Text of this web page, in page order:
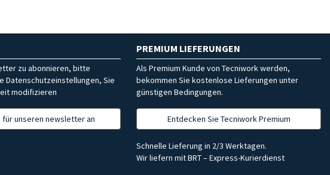
zu abonnieren, bitte
Datenschutzeinstellungen, Sie
modifizieren
für unseren newsletter an
PREMIUM LIEFERUNGEN
Als Premium Kunde von Tecniwork werden,
bekommen Sie kostenlose Lieferungen unter
günstigen Bedingungen.
Entdecken Sie Tecniwork Premium
Schnelle Lieferung in 2/3 Werktagen.
Wir liefern mit BRT – Express-Kurierdienst